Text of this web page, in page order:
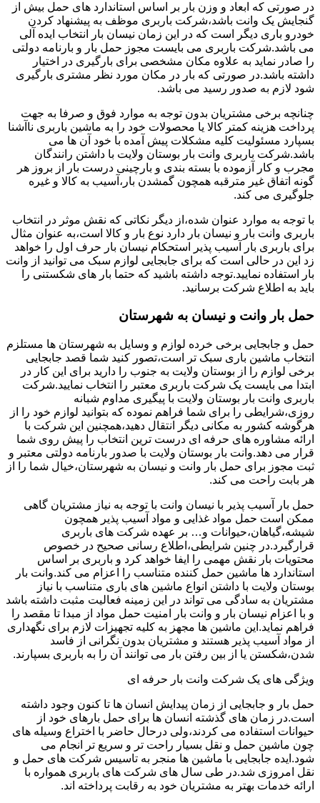
در صورتی که ابعاد و وزن بار بر اساس استاندارد های حمل بیش از
گنجایش یک وانت باشد،شرکت باربری موظف به پیشنهاد کردن
خودرو باری دیگر است که در این زمان نیسان بار انتخاب ایده آلی
می باشد.شرکت باربری می بایست مجوز حمل بار و بارنامه دولتی
را صادر نماید به علاوه مکان مشخصی برای بارگیری در اختیار
داشته باشد.در صورتی که بار در مکان مورد نظر مشتری بارگیری
شود لازم به صدور رسید می باشد.
چنانچه برخی مشتریان بدون توجه به موارد فوق و صرفا به جهت
پرداخت هزینه کمتر کالا یا محصولات خود را به ماشین باربری ناآشنا
بسپارد مسئولیت کلیه مشکلات پیش آمده با خود آن ها می
باشد.شرکت باربری وانت بار بوستان ولایت با داشتن رانندگان
مجرب و کار آزموده با بسته بندی و بارچینی درست بار از بروز هر
گونه اتفاق غیر مترقبه همچون گمشدن بار،آسیب به کالا و غیره
جلوگیری می کند.
با توجه به موارد عنوان شده،از دیگر نکاتی که نقش موثر در انتخاب
باربری وانت بار و نیسان بار دارد نوع بار و کالا است،به عنوان مثال
برای باربری بار آسیب پذیر استحکام نیسان بار حرف اول را خواهد
زد این در حالی است که برای جابجایی لوازم سبک می توانید از وانت
بار استفاده نمایید.توجه داشته باشید که حتما بار های شکستنی را
باید به اطلاع شرکت برسانید.
حمل بار وانت و نیسان به شهرستان
حمل و جابجایی برخی خرده لوازم و وسایل به شهرستان ها مستلزم
انتخاب ماشین باری سبک تر است،تصور کنید شما قصد جابجایی
برخی لوازم را از بوستان ولایت به جنوب را دارید برای این کار در
ابتدا می بایست یک شرکت باربری معتبر را انتخاب نمایید.شرکت
باربری وانت بار بوستان ولایت با پیگیری مداوم شبانه
روزی،شرایطی را برای شما فراهم نموده که بتوانید لوازم خود را از
هرگوشه کشور به مکانی دیگر انتقال دهید،همچنین این شرکت با
ارائه مشاوره های حرفه ای درست ترین انتخاب را پیش روی شما
قرار می دهد.وانت بار بوستان ولایت با صدور بارنامه دولتی معتبر و
ثبت مجوز برای حمل بار وانت و نیسان به شهرستان،خیال شما را از
هر بابت راحت می کند.
حمل بار آسیب پذیر با نیسان وانت با توجه به نیاز مشتریان گاهی
ممکن است حمل مواد غذایی و مواد آسیب پذیر همچون
شیشه،گیاهان،حیوانات و… بر عهده شرکت های باربری
قرارگیرد.در چنین شرایطی،اطلاع رسانی صحیح در خصوص
محتویات بار نقش مهمی را ایفا خواهد کرد و باربری بر اساس
استاندارد ها ماشین حمل کننده متناسب را اعزام می کند.وانت بار
بوستان ولایت با داشتن انواع ماشین های باری متناسب با نیاز
مشتریان به سادگی می تواند در این زمینه فعالیت مثبت داشته باشد
و با اعزام نیسان بار و وانت بار امنیت حمل مواد از مبدا تا مقصد را
فراهم نماید.این ماشین ها مجهز به کلیه تجهیزات لازم برای نگهداری
از مواد آسیب پذیر هستند و مشتریان بدون نگرانی از فاسد
شدن،شکستن یا از بین رفتن بار می توانند آن را به باربری بسپارند.
ویژگی های یک شرکت وانت بار حرفه ای
حمل بار و جابجایی از زمان پیدایش انسان ها تا کنون وجود داشته
است.در زمان های گذشته انسان ها برای حمل بارهای خود از
حیوانات استفاده می کردند،ولی درحال حاضر با اختراع وسیله های
چون ماشین حمل و نقل بسیار راحت تر و سریع تر انجام می
شود.ایده جابجایی با ماشین ها منجر به تاسیس شرکت های حمل و
نقل امروزی شد.در طی سال های شرکت های باربری همواره با
ارائه خدمات بهتر به مشتریان خود به رقابت پرداخته اند.